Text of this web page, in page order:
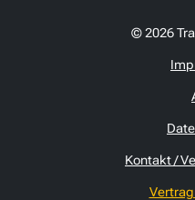
© 2026
Kontakt /